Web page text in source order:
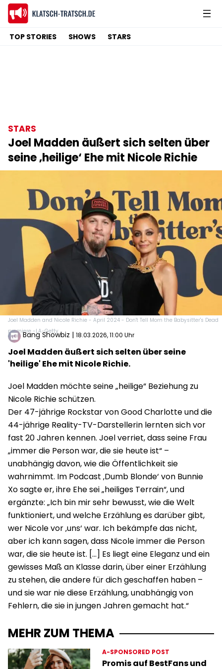
TOP STORIES SHOWS STARS
STARS
Joel Madden äußert sich selten über
seine ‚heilige‘ Ehe mit Nicole Richie
Joel Madden and Nicole Richie - April 2024 - Don't Tell Mom the Babysitter's Dead
premiere -LA-Getty
Bang Showbiz | 18.03.2026, 11:00 Uhr
Joel Madden äußert sich selten über seine
'heilige' Ehe mit Nicole Richie.
Joel Madden möchte seine „heilige“ Beziehung zu
Nicole Richie schützen.
Der 47-jährige Rockstar von Good Charlotte und die
44-jährige Reality-TV-Darstellerin lernten sich vor
fast 20 Jahren kennen. Joel verriet, dass seine Frau
„immer die Person war, die sie heute ist“ –
unabhängig davon, wie die Öffentlichkeit sie
wahrnimmt. Im Podcast ‚Dumb Blonde‘ von Bunnie
Xo sagte er, ihre Ehe sei „heiliges Terrain“, und
ergänzte: „Ich bin mir sehr bewusst, wie die Welt
funktioniert, und welche Erzählung es darüber gibt,
wer Nicole vor ‚uns‘ war. Ich bekämpfe das nicht,
aber ich kann sagen, dass Nicole immer die Person
war, die sie heute ist. […] Es liegt eine Eleganz und ein
gewisses Maß an Klasse darin, über einer Erzählung
zu stehen, die andere für dich geschaffen haben –
und sie war nie diese Erzählung, unabhängig von
Fehlern, die sie in jungen Jahren gemacht hat.“
MEHR ZUM THEMA
A-SPONSORED POST
Promis auf BestFans und